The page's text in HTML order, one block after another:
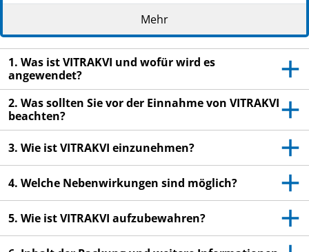
Lesen Sie die gesamte Packungsbeilage sorgfältig
durch, bevor Sie mit der Einnahme dieses
Arzneimittels beginnen, denn sie enthält wichtige
Informationen.
Heben Sie die Packungsbeilage auf. Vielleicht
möchten Sie diese später nochmals lesen.
Wenn Sie weitere Fragen haben, wenden Sie sich
an Ihren Arzt, Apotheker oder das medizinische
Fachpersonal.
verschrieben. Geben Sie es nicht an Dritte weiter.
Es kann anderen Menschen schaden, auch wenn
diese die gleichen Beschwerden haben wie Sie.
Wenn Sie Nebenwirkungen bemerken, wenden Sie
Mehr
1. Was ist VITRAKVI und wofür wird es
angewendet?
2. Was sollten Sie vor der Einnahme von VITRAKVI
beachten?
3. Wie ist VITRAKVI einzunehmen?
4. Welche Nebenwirkungen sind möglich?
5. Wie ist VITRAKVI aufzubewahren?